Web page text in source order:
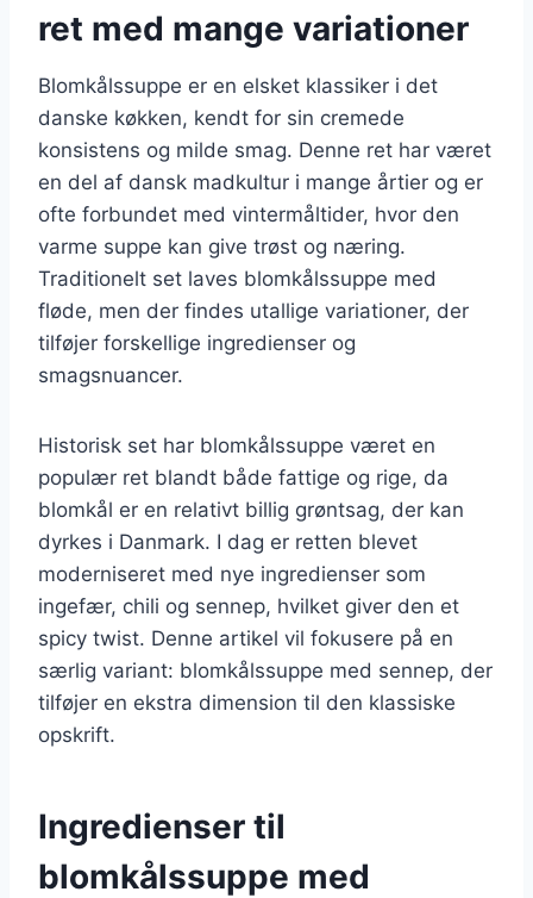
ret med mange variationer
Blomkålssuppe er en elsket klassiker i det
danske køkken, kendt for sin cremede
konsistens og milde smag. Denne ret har været
en del af dansk madkultur i mange årtier og er
ofte forbundet med vintermåltider, hvor den
varme suppe kan give trøst og næring.
Traditionelt set laves blomkålssuppe med
fløde, men der findes utallige variationer, der
tilføjer forskellige ingredienser og
smagsnuancer.
Historisk set har blomkålssuppe været en
populær ret blandt både fattige og rige, da
blomkål er en relativt billig grøntsag, der kan
dyrkes i Danmark. I dag er retten blevet
moderniseret med nye ingredienser som
ingefær, chili og sennep, hvilket giver den et
spicy twist. Denne artikel vil fokusere på en
særlig variant: blomkålssuppe med sennep, der
tilføjer en ekstra dimension til den klassiske
opskrift.
Ingredienser til
blomkålssuppe med